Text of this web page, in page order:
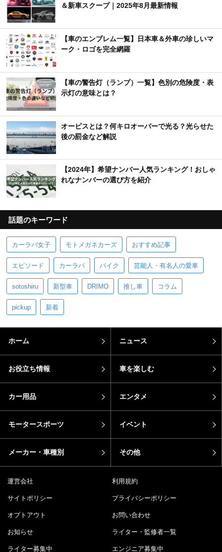
＆新車スクープ｜2025年8月最新情報
【車のエンブレム一覧】日本車＆外車の珍しいマ
ーク・ロゴを完全網羅
【車の警告灯（ランプ）一覧】色別の危険度・表
示灯の意味とは？
オービスとは？何キロオーバーで光る？光らせた
後の罰金など解説
【2024年】希望ナンバー人気ランキング！おしゃ
れなナンバーの選び方を紹介
話題のキーワード
カーラバ女子 モトメガネカーズ おすすめ記事
エピソード カーラバ バイク 芸能人・有名人の愛車
sotoshiru 新型車 DRIMO 推し車 コラム
pickup 新着
ホーム ニュース
お役立ち情報 車を楽しむ
カー用品 エンタメ
モータースポーツ イベント
メーカー・車種別 その他
運営会社 利用規約
サイトポリシー プライバシーポリシー
オプトアウト お問い合わせ
お知らせ ライター・監修者一覧
ライター募集中 エンジニア募集中